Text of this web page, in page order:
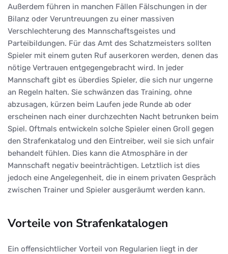
Außerdem führen in manchen Fällen Fälschungen in der
Bilanz oder Veruntreuungen zu einer massiven
Verschlechterung des Mannschaftsgeistes und
Parteibildungen. Für das Amt des Schatzmeisters sollten
Spieler mit einem guten Ruf auserkoren werden, denen das
nötige Vertrauen entgegengebracht wird. In jeder
Mannschaft gibt es überdies Spieler, die sich nur ungerne
an Regeln halten. Sie schwänzen das Training, ohne
abzusagen, kürzen beim Laufen jede Runde ab oder
erscheinen nach einer durchzechten Nacht betrunken beim
Spiel. Oftmals entwickeln solche Spieler einen Groll gegen
den Strafenkatalog und den Eintreiber, weil sie sich unfair
behandelt fühlen. Dies kann die Atmosphäre in der
Mannschaft negativ beeinträchtigen. Letztlich ist dies
jedoch eine Angelegenheit, die in einem privaten Gespräch
zwischen Trainer und Spieler ausgeräumt werden kann.
Vorteile von Strafenkatalogen
Ein offensichtlicher Vorteil von Regularien liegt in der